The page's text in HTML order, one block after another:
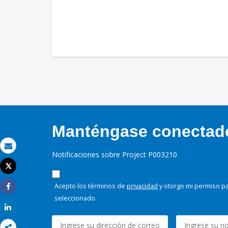
Correo electrónico
Imprimir
Tweet
Share
Manténgase
Notificaciones sobre Project P003210
Acepto los términos de privacidad y otorgo mi permiso
seleccionado.